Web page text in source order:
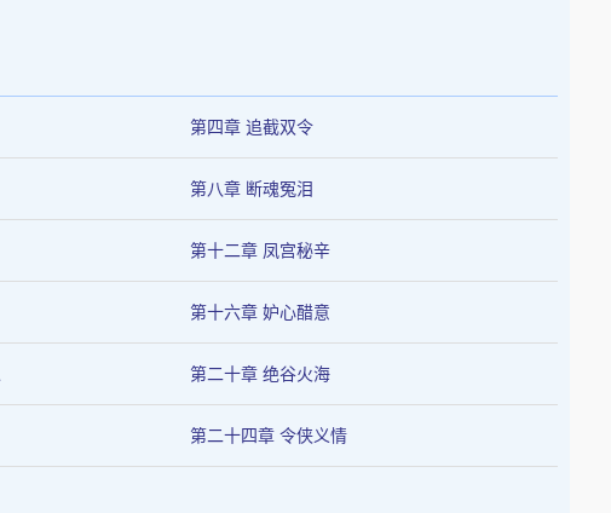
第四章 追截双令
第八章 断魂冤泪
第十二章 凤宫秘辛
第十六章 妒心醋意
第二十章 绝谷火海
第二十四章 令侠义情